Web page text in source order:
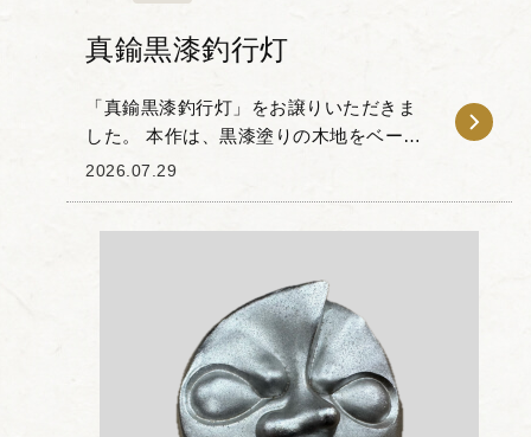
真鍮黒漆釣行灯
「真鍮黒漆釣行灯」をお譲りいただきま
した。 本作は、黒漆塗りの木地をベース
に、細部に施された真鍮製の金具が目を
2026.07.29